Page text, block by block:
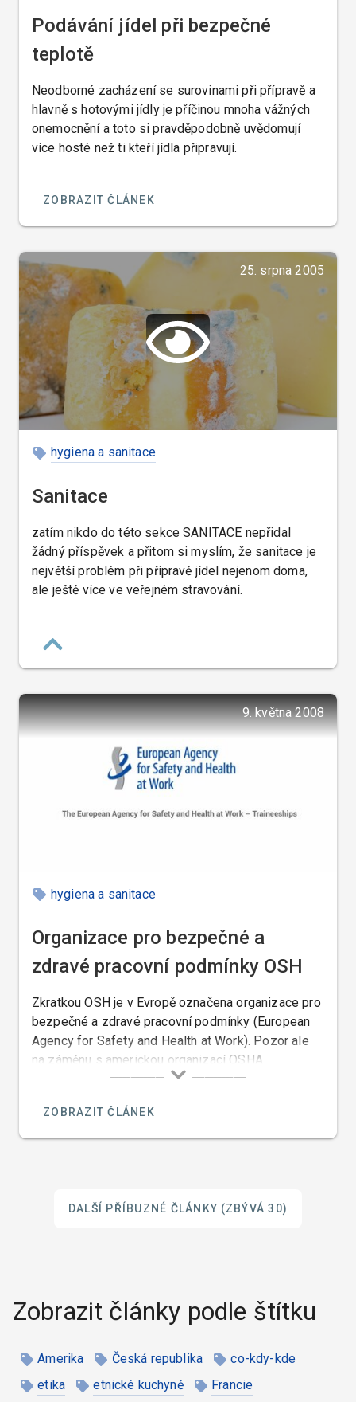
Podávání jídel při bezpečné
teplotě
Neodborné zacházení se surovinami při přípravě a
hlavně s hotovými jídly je příčinou mnoha vážných
onemocnění a toto si pravděpodobně uvědomují
více hosté než ti kteří jídla připravují.
ZOBRAZIT ČLÁNEK
25. srpna 2005
hygiena a sanitace
Sanitace
zatím nikdo do této sekce SANITACE nepřidal
žádný příspěvek a přitom si myslím, že sanitace je
největší problém při přípravě jídel nejenom doma,
ale ještě více ve veřejném stravování.
9. května 2008
hygiena a sanitace
Organizace pro bezpečné a
zdravé pracovní podmínky OSH
Zkratkou OSH je v Evropě označena organizace pro
bezpečné a zdravé pracovní podmínky (European
Agency for Safety and Health at Work). Pozor ale
na záměnu s americkou organizací OSHA
(Occupational Safety and Health Administration).
ZOBRAZIT ČLÁNEK
DALŠÍ PŘÍBUZNÉ ČLÁNKY (ZBÝVÁ 30)
Zobrazit články podle štítku
Amerika Česká republika
co-kdy-kde
etika
etnické kuchyně
Francie